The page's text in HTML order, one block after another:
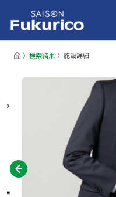
検索結果 施設詳細